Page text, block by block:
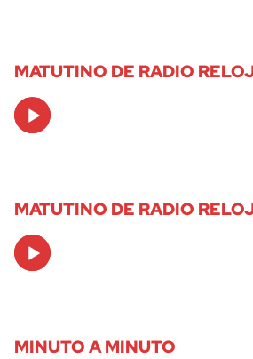
MATUTINO DE RADIO
Audio
Player
MATUTINO DE RADIO
Audio
Player
MINUTO A MINUTO